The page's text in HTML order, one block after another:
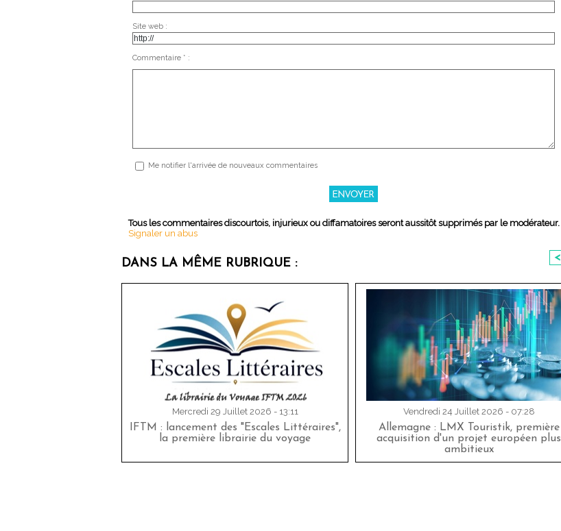
Site web :
Commentaire * :
Me notifier l'arrivée de nouveaux commentaires
Tous les commentaires discourtois, injurieux ou diffamatoires seront aussitôt supprimés par le modérateur.
Signaler un abus
DANS LA MÊME RUBRIQUE : <
Mercredi 29 Juillet 2026 - 13:11
IFTM : lancement des "Escales Littéraires",
la première librairie du voyage
Vendredi 24 Juillet 2026 - 07:28
Allemagne : LMX Touristik, première
acquisition d'un projet européen plus
ambitieux